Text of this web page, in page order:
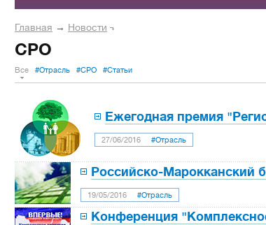
Главная → Новости
СРО
Все #Отрасль #СРО #Статьи
Ежегодная премия
27/06/2016 #Отрасль
Российско-Марокканский
19/05/2016 #Отрасль
Конференция